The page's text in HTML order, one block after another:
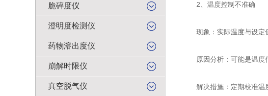
脆碎度仪
澄明度检测仪
药物溶出度仪
崩解时限仪
真空脱气仪
2、温度控制不准确
现象：实际温度与设定
原因分析：可能是温度传
解决措施：定期校准温度